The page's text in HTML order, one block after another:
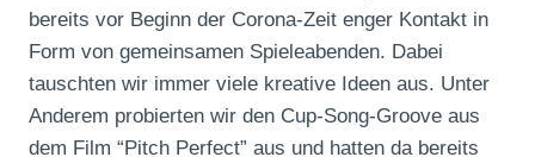
bereits vor Beginn der Corona-Zeit enger Kontakt in
Form von gemeinsamen Spieleabenden. Dabei
tauschten wir immer viele kreative Ideen aus. Unter
Anderem probierten wir den Cup-Song-Groove aus
dem Film “Pitch Perfect” aus und hatten da bereits